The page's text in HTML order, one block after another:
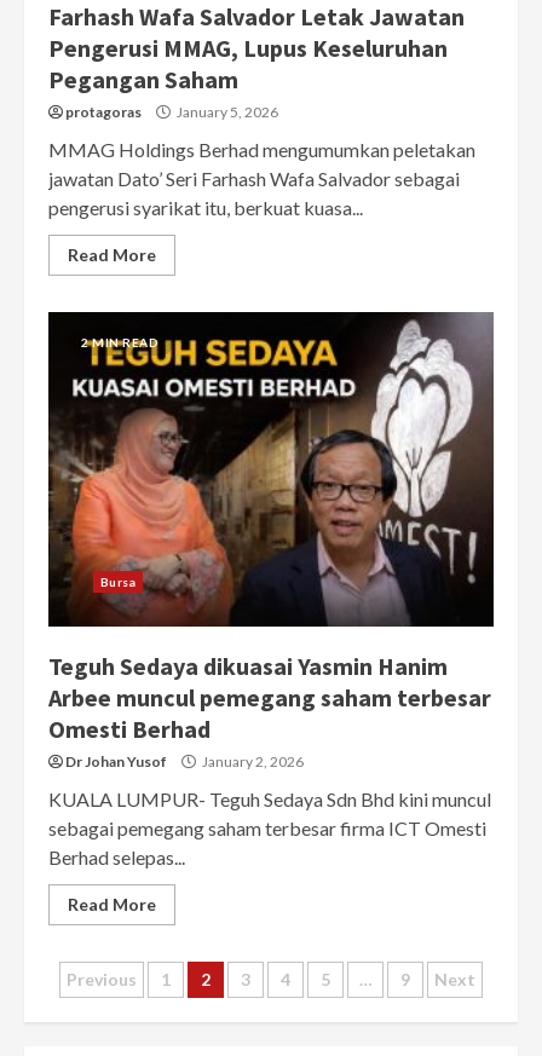
Farhash Wafa Salvador Letak Jawatan
Pengerusi MMAG, Lupus Keseluruhan
Pegangan Saham
protagoras January 5, 2026
MMAG Holdings Berhad mengumumkan peletakan
jawatan Dato’ Seri Farhash Wafa Salvador sebagai
pengerusi syarikat itu, berkuat kuasa...
Read More
2 MIN READ
Bursa
Teguh Sedaya dikuasai Yasmin Hanim
Arbee muncul pemegang saham terbesar
Omesti Berhad
Dr Johan Yusof January 2, 2026
KUALA LUMPUR- Teguh Sedaya Sdn Bhd kini muncul
sebagai pemegang saham terbesar firma ICT Omesti
Berhad selepas...
Read More
Posts
pagination
Previous 1 2 3 4 5 … 9 Next